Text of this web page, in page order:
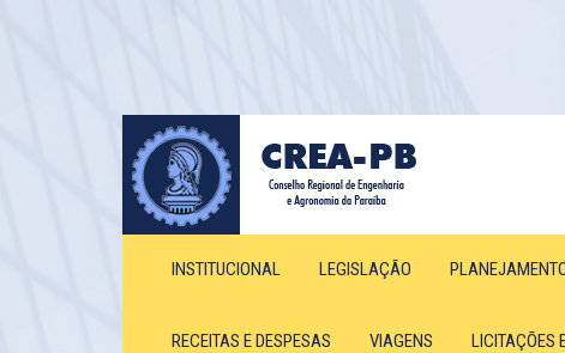
INSTITUCIONAL LEGISLAÇÃO
RECEITAS E DESPESAS VIAGENS LICITAÇÕES